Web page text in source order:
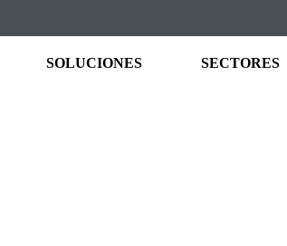
SOLUCIONES SECTORES